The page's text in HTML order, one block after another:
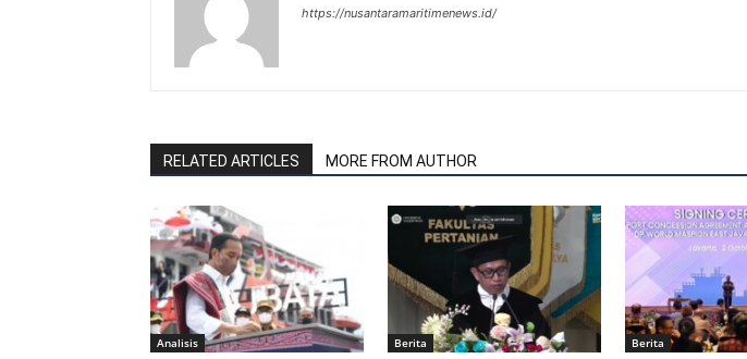
https://nusantaramaritimenews.id/
RELATED ARTICLES MORE FROM AUTHOR
Analisis Berita Berita